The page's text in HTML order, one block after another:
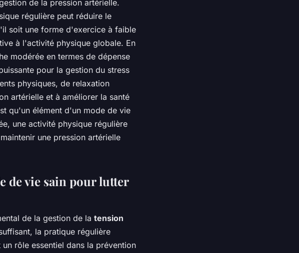
de la pression artérielle.
régulière peut réduire le
soit une forme d'exercice à faible
à l'activité physique globale. En
modérée en termes de dépense
pour la gestion du stress
physiques, de relaxation
artérielle et à améliorer la santé
qu'un élément d'un mode de vie
une activité physique régulière
une pression artérielle
de vie sain pour lutter
de la gestion de la tension
la pratique régulière
rôle essentiel dans la prévention